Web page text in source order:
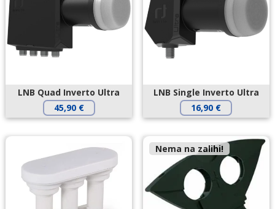
LNB Quad Inverto Ultra
45,90 €
LNB Single Inverto Ultra
16,90 €
Nema na zalihi!